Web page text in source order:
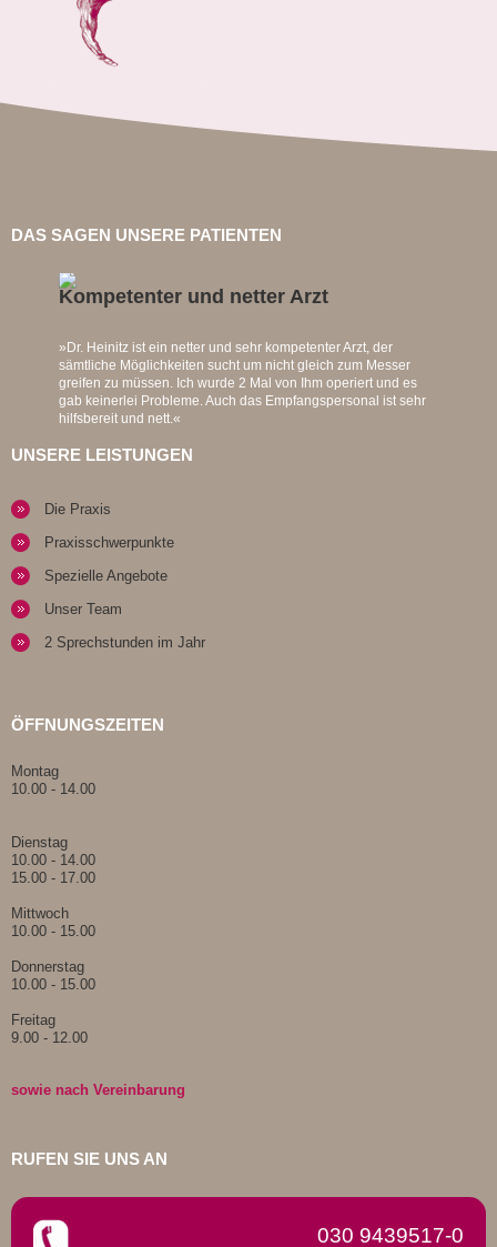
DAS SAGEN UNSERE PATIENTEN
Kompetenter und netter Arzt
»Dr. Heinitz ist ein netter und sehr kompetenter Arzt, der
sämtliche Möglichkeiten sucht um nicht gleich zum Messer
greifen zu müssen. Ich wurde 2 Mal von Ihm operiert und es
gab keinerlei Probleme. Auch das Empfangspersonal ist sehr
hilfsbereit und nett.«
UNSERE LEISTUNGEN
Die Praxis
Praxisschwerpunkte
Spezielle Angebote
Unser Team
2 Sprechstunden im Jahr
ÖFFNUNGSZEITEN
Montag
10.00 - 14.00
Dienstag
10.00 - 14.00
15.00 - 17.00
Mittwoch
10.00 - 15.00
Donnerstag
10.00 - 15.00
Freitag
9.00 - 12.00
sowie nach Vereinbarung
RUFEN SIE UNS AN
030 9439517-0